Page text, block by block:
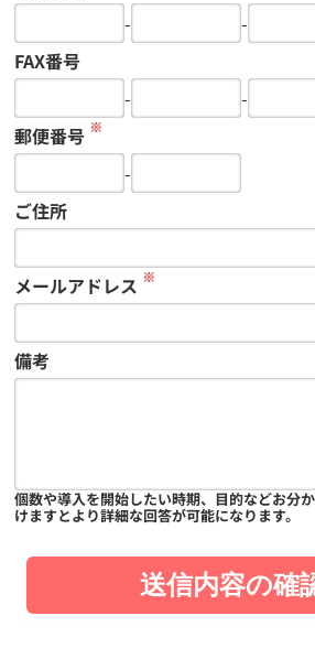
-
-
FAX番号
-
-
郵便番号 ※
-
ご住所
メールアドレス ※
備考
個数や導入を開始したい時期、目的などお分
けますとより詳細な回答が可能になります。
送信内容の確